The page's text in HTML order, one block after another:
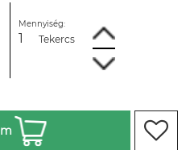
Mennyiség:
Tekercs